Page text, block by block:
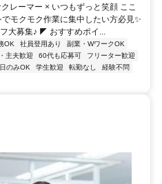
レーマー × いつもずっと笑顔 ここ
モクモク作業に集中したい方必見✨
大募集♪ ◤ おすすめポイ...
OK 社員登用あり
副業・WワークOK
主夫歓迎 60代も応募可
フリーター歓迎
のみOK 学生歓迎 転勤なし
経験不問